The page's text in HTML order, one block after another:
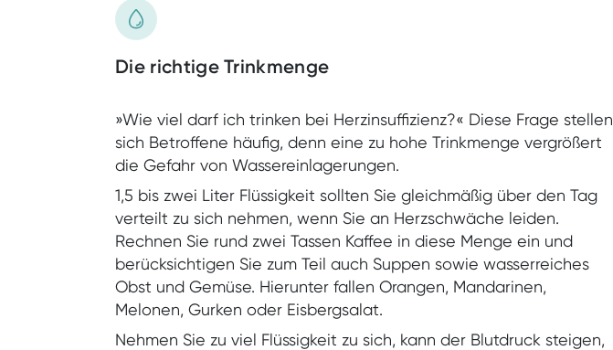
Die richtige Trinkmenge
»Wie viel darf ich trinken bei Herzinsuffizienz?« Diese Frage stellen
sich Betroffene häufig, denn eine zu hohe Trinkmenge vergrößert
die Gefahr von Wassereinlagerungen.
1,5 bis zwei Liter Flüssigkeit sollten Sie gleichmäßig über den Tag
verteilt zu sich nehmen, wenn Sie an Herzschwäche leiden.
Rechnen Sie rund zwei Tassen Kaffee in diese Menge ein und
berücksichtigen Sie zum Teil auch Suppen sowie wasserreiches
Obst und Gemüse. Hierunter fallen Orangen, Mandarinen,
Melonen, Gurken oder Eisbergsalat.
Nehmen Sie zu viel Flüssigkeit zu sich, kann der Blutdruck steigen,